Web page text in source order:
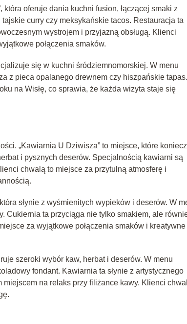
która oferuje dania kuchni fusion, łączącej smaki z
curry czy meksykańskie tacos. Restauracja ta
wystrojem i przyjazną obsługą. Klienci
połączenia smaków.
się w kuchni śródziemnomorskiej. W menu
z pieca opalanego drewnem czy hiszpańskie tapas.
na Wisłę, co sprawia, że każda wizyta staje się
„Kawiarnia U Dziwisza” to miejsce, które
i pysznych deserów. Specjalnością kawiarni są
chwalą to miejsce za przytulną atmosferę i
słynie z wyśmienitych wypieków i deserów. W
Cukiernia ta przyciąga nie tylko smakiem, ale
za wyjątkowe połączenia smaków i kreatywne
szeroki wybór kaw, herbat i deserów. W menu
fondant. Kawiarnia ta słynie z artystycznego
na relaks przy filiżance kawy. Klienci